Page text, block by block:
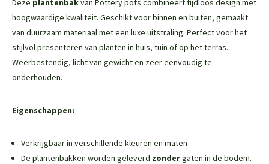
Deze plantenbakvan Pottery pots combineert tijdloos design met
hoogwaardige kwaliteit. Geschikt voor binnen en buiten, gemaakt
van duurzaam materiaal met een luxe uitstraling. Perfect voor het
stijlvol presenteren van planten in huis, tuin of op het terras.
Weerbestendig, licht van gewicht en zeer eenvoudig te
onderhouden.
Eigenschappen:
Verkrijgbaar in verschillende kleuren en maten
De plantenbakken worden geleverd zondergaten in de bodem.